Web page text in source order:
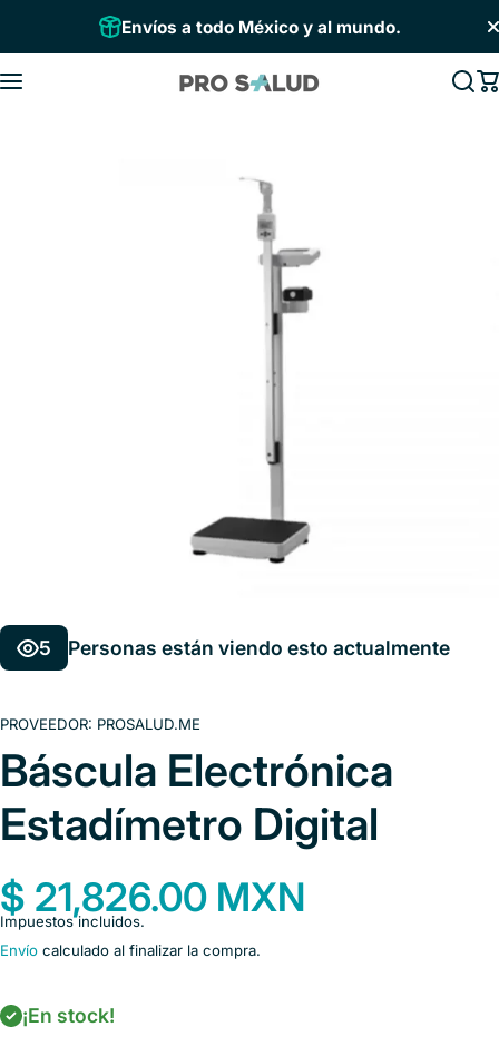
Saltar al contenido
Envíos a todo México y al mundo.
5 Personas están viendo esto actualmente
PROVEEDOR: PROSALUD.ME
Báscula Electrónica
Estadímetro Digital
$ 21,826.00 MXN
Impuestos incluidos.
Envío calculado al finalizar la compra.
¡En stock!